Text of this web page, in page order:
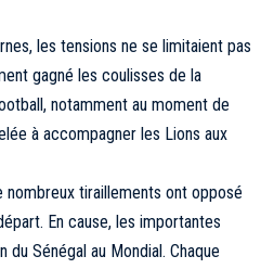
les tensions ne se limitaient pas
gagné les coulisses de la
notamment au moment de
à accompagner les Lions aux
nombreux tiraillements ont opposé
En cause, les importantes
Sénégal au Mondial. Chaque